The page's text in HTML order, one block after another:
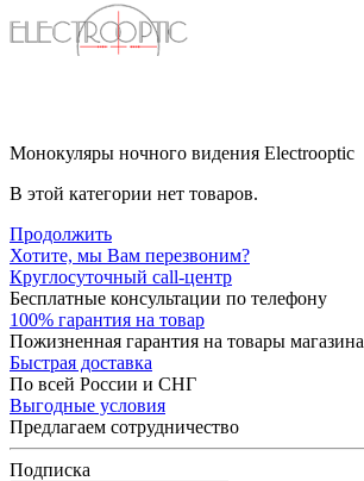
Монокуляры ночного видения Electrooptic
В этой категории нет товаров.
Продолжить
Хотите, мы Вам перезвоним?
Круглосуточный call-центр
Бесплатные консультации по телефону
100% гарантия на товар
Пожизненная гарантия на товары магазина
Быстрая доставка
По всей России и СНГ
Выгодные условия
Предлагаем сотрудничество
Подписка